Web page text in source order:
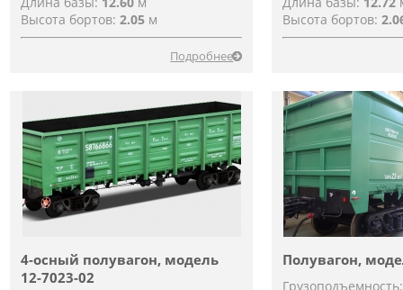
Высота бортов:2.05 м
Подробнее
Высота бортов:
4-осный полувагон, модель
12-7023-02
Полувагон,